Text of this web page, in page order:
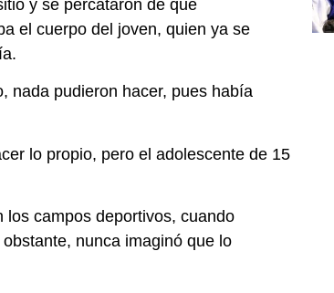
y se percataron de que
el cuerpo del joven, quien ya se
nada pudieron hacer, pues había
lo propio, pero el adolescente de 15
los campos deportivos, cuando
nunca imaginó que lo